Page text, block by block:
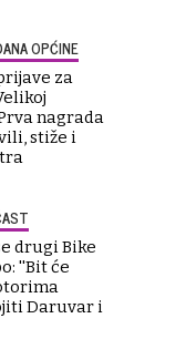
OPĆINE
za
nagrada
stiže i
drugi Bike
''Bit će
Daruvar i